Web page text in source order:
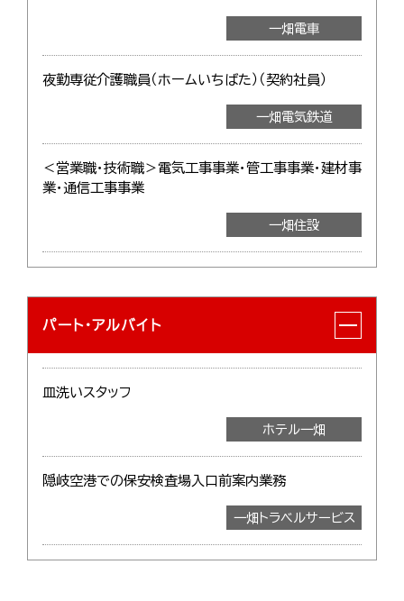
一畑電車
夜勤専従介護職員（ホームいちばた）（契約社員）
一畑電気鉄道
＜営業職・技術職＞電気工事事業・管工事事業・建材事
業・通信工事事業
一畑住設
パート・アルバイト
皿洗いスタッフ
ホテル一畑
隠岐空港での保安検査場入口前案内業務
一畑トラベルサービス